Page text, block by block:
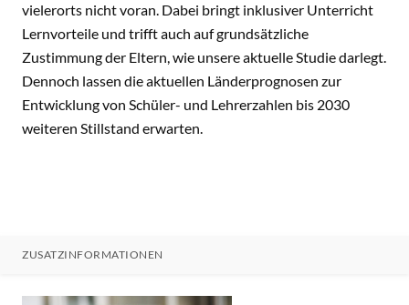
vielerorts nicht voran. Dabei bringt inklusiver Unterricht
Lernvorteile und trifft auch auf grundsätzliche
Zustimmung der Eltern, wie unsere aktuelle Studie darlegt.
Dennoch lassen die aktuellen Länderprognosen zur
Entwicklung von Schüler- und Lehrerzahlen bis 2030
weiteren Stillstand erwarten.
ZUSATZINFORMATIONEN